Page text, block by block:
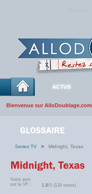
ACTUS
Bienvenue sur AlloDoublage.com
Series TV > Midnight, Texas
Votre avis
sur la VF :
1.8/5 (128 notes)